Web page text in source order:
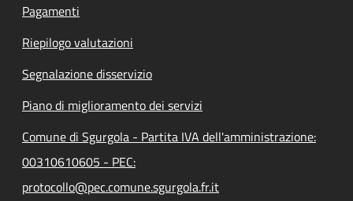
Pagamenti
Riepilogo valutazioni
Segnalazione disservizio
Piano di miglioramento dei servizi
Comune di Sgurgola - Partita IVA dell'amministrazione:
00310610605 - PEC:
protocollo@pec.comune.sgurgola.fr.it